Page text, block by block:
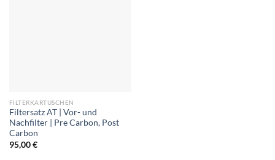
FILTERKARTUSCHEN
Filtersatz AT | Vor- und
Nachfilter | Pre Carbon, Post
Carbon
95,00€